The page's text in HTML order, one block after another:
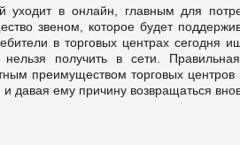
уходит в онлайн, главным для
звеном, которое будет
в торговых центрах сегодня
получить в сети.
преимуществом торговых
давая ему причину возвращаться